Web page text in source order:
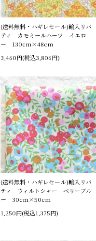
(送料無料・ハギレセール)輸入リバ
ティ カモミールハーツ イエロ
ー 130cm×48cm
3,460円(税込3,806円)
(送料無料・ハギレセール)輸入リバ
ティ ウィルトシャー ベリーブル
ー 30cm×50cm
1,250円(税込1,375円)